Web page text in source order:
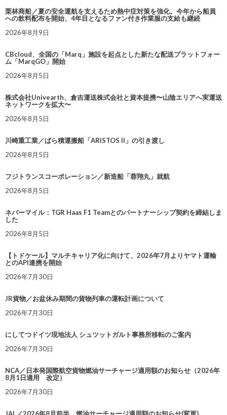
栗林商船／夏の安全運航を支えるため熱中症対策を強化。今年から船員
への飲料配布を開始、4年目となるファン付き作業服の支給も継続
2026年8月9日
CBcloud、全国の「Marq」施設を起点とした新たな配送プラットフォー
ム「MarqGO」開始
2026年8月5日
株式会社Univearth、倉吉運送株式会社と資本提携〜山陰エリアへ実運送
ネットワークを拡大〜
2026年8月5日
川崎重工業／ばら積運搬船「ARISTOS II」の引き渡し
2026年8月5日
フジトランスコーポレーション／新造船「蓉翔丸」就航
2026年8月5日
ネバーマイル：TGR Haas F1 Teamとのパートナーシップ契約を締結しま
した
2026年8月5日
【トドケール】マルチキャリア化に向けて、2026年7月よりヤマト運輸
とのAPI連携を開始
2026年7月30日
JR貨物／お盆休み期間の貨物列車の運転計画について
2026年7月30日
にしてつドイツ現地法人 シュツットガルト事務所移転のご案内
2026年7月30日
NCA／日本発国際航空貨物燃油サーチャージ適用額のお知らせ（2026年
8月1日適用 改定）
2026年7月30日